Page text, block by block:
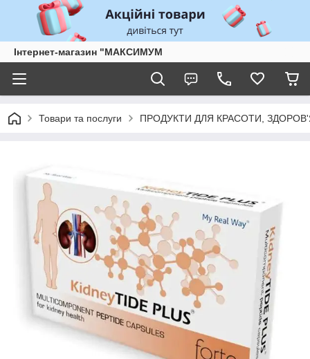
Інтернет-магазин "МАКСИМУМ
Товари та послуги ПРОДУКТИ ДЛЯ КРАСОТИ,